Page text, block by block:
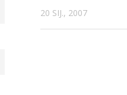
20 SIJ., 2007